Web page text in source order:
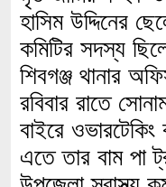
হাসিম উদ্দিনের
কমিটির সদস্য
শিবগঞ্জ থানার
রবিবার রাতে
বাইরে
এতে তার বাম পা